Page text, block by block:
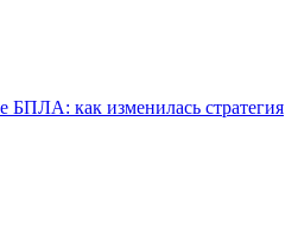
как изменилась стратегия